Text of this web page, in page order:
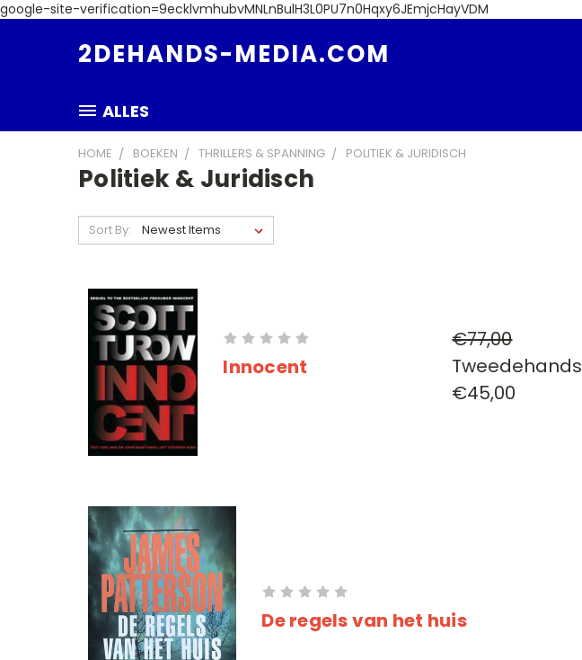
google-site-verification=9ecklvmhubvMNLnBulH3L0PU7n0Hqxy6JEmjcHayVDM
2DEHANDS-MEDIA.COM
ALLES
HOME BOEKEN THRILLERS & SPANNING POLITIEK & JURIDISCH
Politiek & Juridisch
Sort By:
Innocent
€77,00
Tweedehands
€45,00
De regels van het huis